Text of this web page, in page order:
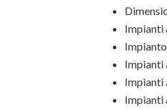
Impianti
Impianti
Impianti
Impianti